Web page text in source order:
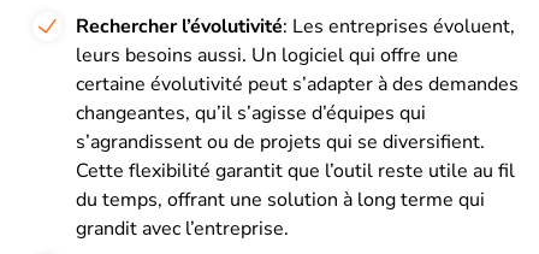
Rechercher l’évolutivité: Les entreprises évoluent,
leurs besoins aussi. Un logiciel qui offre une
certaine évolutivité peut s’adapter à des demandes
changeantes, qu’il s’agisse d’équipes qui
s’agrandissent ou de projets qui se diversifient.
Cette flexibilité garantit que l’outil reste utile au fil
du temps, offrant une solution à long terme qui
grandit avec l’entreprise.